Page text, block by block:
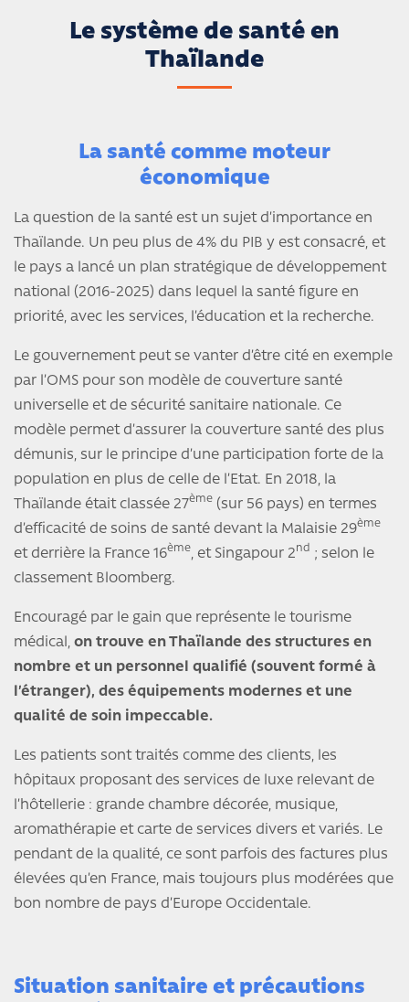
Le système de santé en
Thaïlande
La santé comme moteur
économique
La question de la santé est un sujet d’importance en
Thaïlande. Un peu plus de 4% du PIB y est consacré, et
le pays a lancé un plan stratégique de développement
national (2016-2025) dans lequel la santé figure en
priorité, avec les services, l’éducation et la recherche.
Le gouvernement peut se vanter d’être cité en exemple
par l’OMS pour son modèle de couverture santé
universelle et de sécurité sanitaire nationale. Ce
modèle permet d’assurer la couverture santé des plus
démunis, sur le principe d’une participation forte de la
population en plus de celle de l’Etat. En 2018, la
Thaïlande était classée 27ème (sur 56 pays) en termes
d’efficacité de soins de santé devant la Malaisie 29ème
et derrière la France 16ème, et Singapour 2nd ; selon le
classement Bloomberg.
Encouragé par le gain que représente le tourisme
médical, on trouve en Thaïlande des structures en
nombre et un personnel qualifié (souvent formé à
l’étranger), des équipements modernes et une
qualité de soin impeccable.
Les patients sont traités comme des clients, les
hôpitaux proposant des services de luxe relevant de
l’hôtellerie : grande chambre décorée, musique,
aromathérapie et carte de services divers et variés. Le
pendant de la qualité, ce sont parfois des factures plus
élevées qu’en France, mais toujours plus modérées que
bon nombre de pays d’Europe Occidentale.
Situation sanitaire et précautions